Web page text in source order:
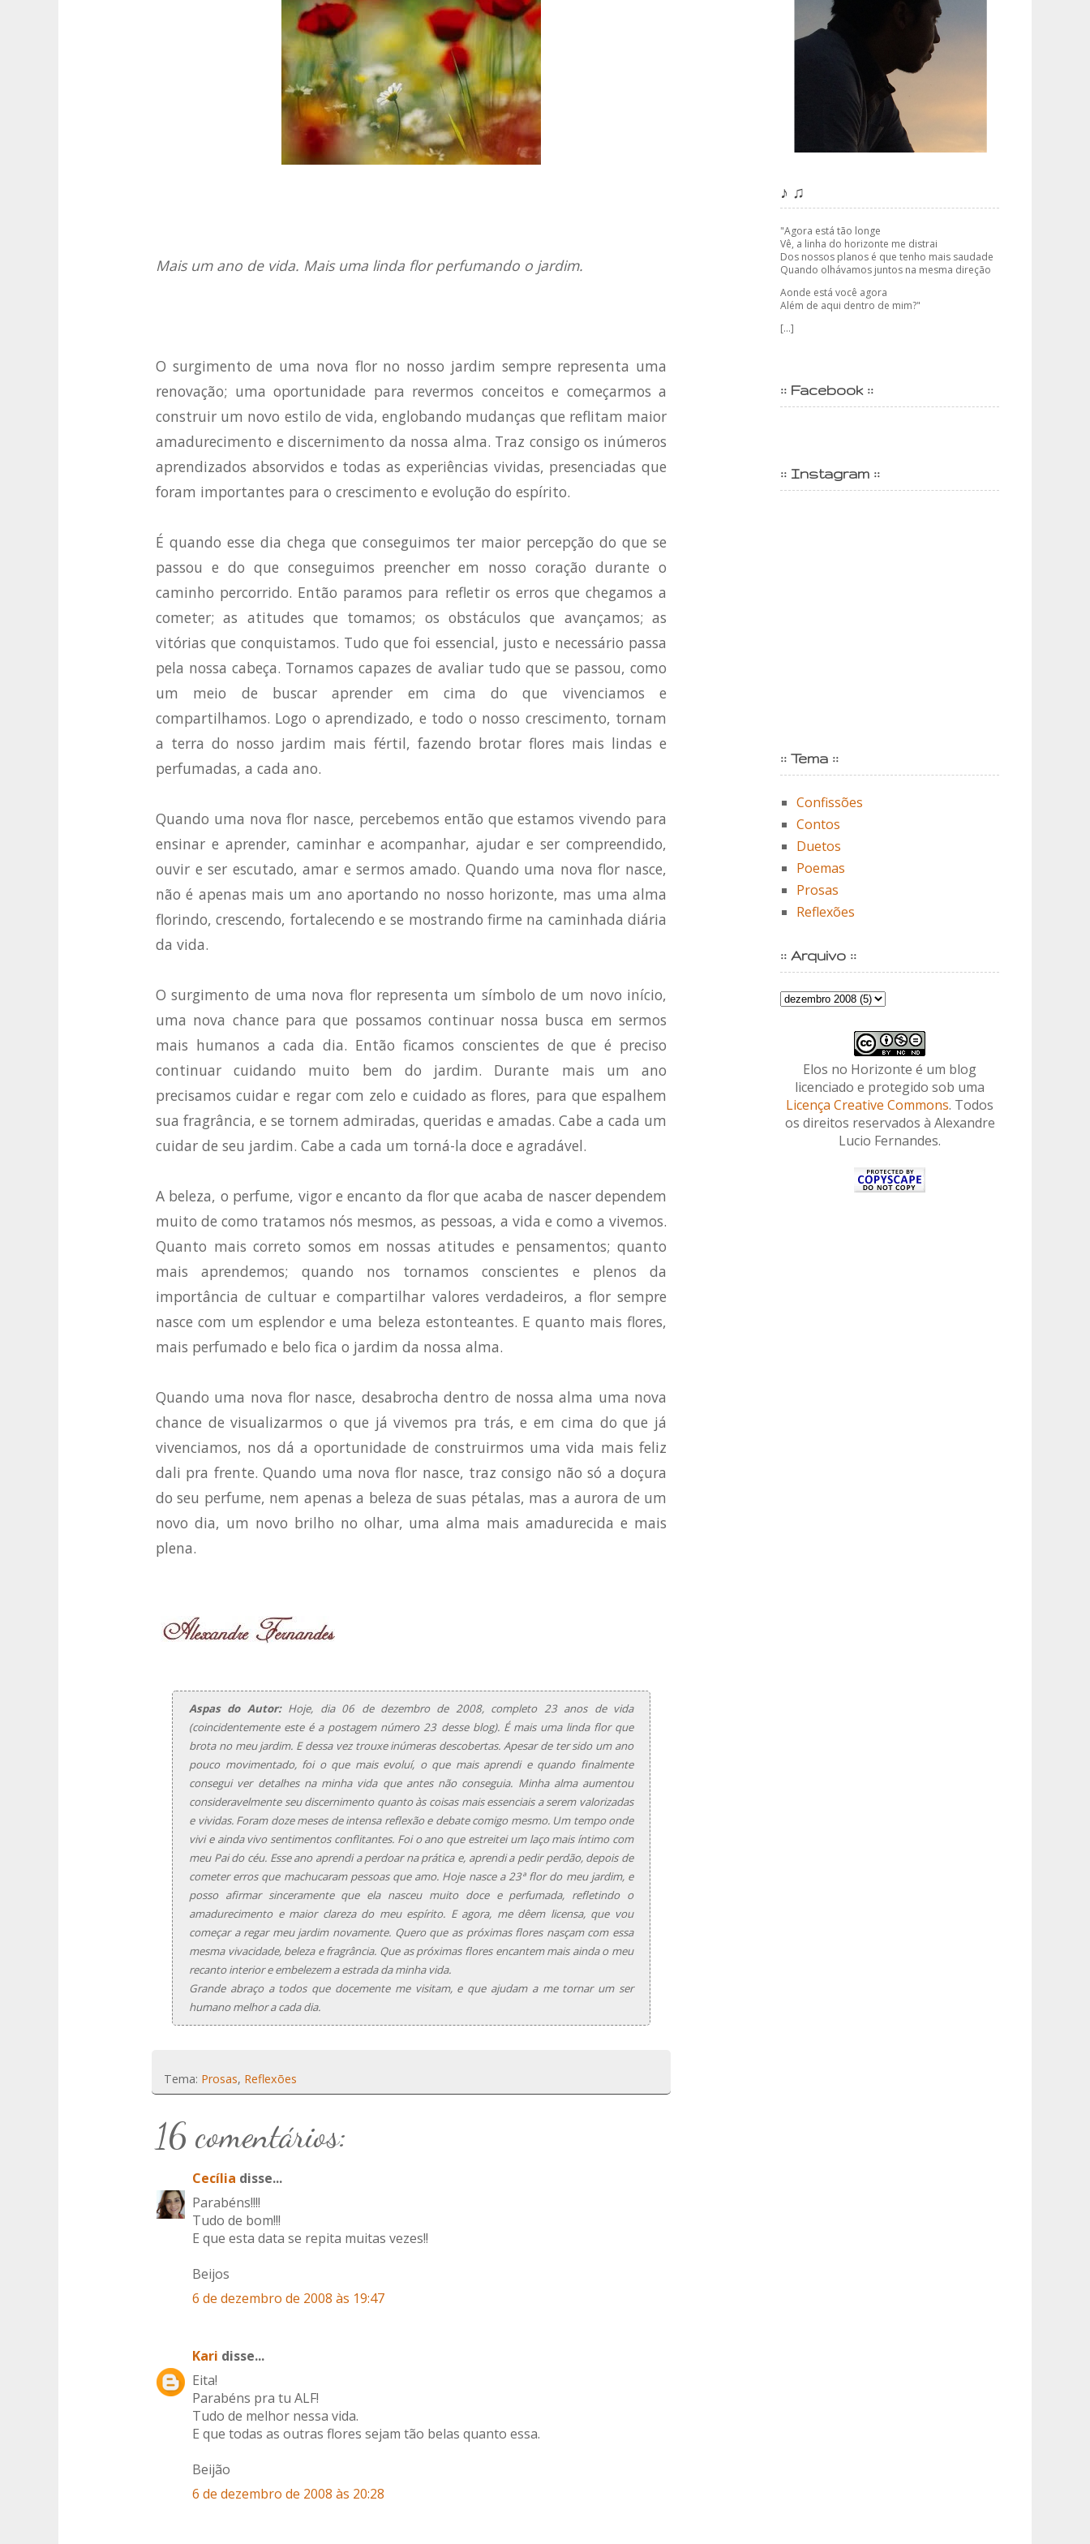
Mais um ano de vida. Mais uma linda flor perfumando o jardim.
O surgimento de uma nova flor no nosso jardim sempre representa uma
renovação; uma oportunidade para revermos conceitos e começarmos a
construir um novo estilo de vida, englobando mudanças que reflitam maior
amadurecimento e discernimento da nossa alma. Traz consigo os inúmeros
aprendizados absorvidos e todas as experiências vividas, presenciadas que
foram importantes para o crescimento e evolução do espírito.
É quando esse dia chega que conseguimos ter maior percepção do que se
passou e do que conseguimos preencher em nosso coração durante o
caminho percorrido. Então paramos para refletir os erros que chegamos a
cometer; as atitudes que tomamos; os obstáculos que avançamos; as
vitórias que conquistamos. Tudo que foi essencial, justo e necessário passa
pela nossa cabeça. Tornamos capazes de avaliar tudo que se passou, como
um meio de buscar aprender em cima do que vivenciamos e
compartilhamos. Logo o aprendizado, e todo o nosso crescimento, tornam
a terra do nosso jardim mais fértil, fazendo brotar flores mais lindas e
perfumadas, a cada ano.
Quando uma nova flor nasce, percebemos então que estamos vivendo para
ensinar e aprender, caminhar e acompanhar, ajudar e ser compreendido,
ouvir e ser escutado, amar e sermos amado. Quando uma nova flor nasce,
não é apenas mais um ano aportando no nosso horizonte, mas uma alma
florindo, crescendo, fortalecendo e se mostrando firme na caminhada diária
da vida.
O surgimento de uma nova flor representa um símbolo de um novo início,
uma nova chance para que possamos continuar nossa busca em sermos
mais humanos a cada dia. Então ficamos conscientes de que é preciso
continuar cuidando muito bem do jardim. Durante mais um ano
precisamos cuidar e regar com zelo e cuidado as flores, para que espalhem
sua fragrância, e se tornem admiradas, queridas e amadas. Cabe a cada um
cuidar de seu jardim. Cabe a cada um torná-la doce e agradável.
A beleza, o perfume, vigor e encanto da flor que acaba de nascer dependem
muito de como tratamos nós mesmos, as pessoas, a vida e como a vivemos.
Quanto mais correto somos em nossas atitudes e pensamentos; quanto
mais aprendemos; quando nos tornamos conscientes e plenos da
importância de cultuar e compartilhar valores verdadeiros, a flor sempre
nasce com um esplendor e uma beleza estonteantes. E quanto mais flores,
mais perfumado e belo fica o jardim da nossa alma.
Quando uma nova flor nasce, desabrocha dentro de nossa alma uma nova
chance de visualizarmos o que já vivemos pra trás, e em cima do que já
vivenciamos, nos dá a oportunidade de construirmos uma vida mais feliz
dali pra frente. Quando uma nova flor nasce, traz consigo não só a doçura
do seu perfume, nem apenas a beleza de suas pétalas, mas a aurora de um
novo dia, um novo brilho no olhar, uma alma mais amadurecida e mais
plena.
Aspas do Autor:Hoje, dia 06 de dezembro de 2008, completo 23 anos de vida
(coincidentemente este é a postagem número 23 desse blog). É mais uma linda flor que
brota no meu jardim. E dessa vez trouxe inúmeras descobertas. Apesar de ter sido um ano
pouco movimentado, foi o que mais evoluí, o que mais aprendi e quando finalmente
consegui ver detalhes na minha vida que antes não conseguia. Minha alma aumentou
consideravelmente seu discernimento quanto às coisas mais essenciais a serem valorizadas
e vividas. Foram doze meses de intensa reflexão e debate comigo mesmo. Um tempo onde
vivi e ainda vivo sentimentos conflitantes. Foi o ano que estreitei um laço mais íntimo com
meu Pai do céu. Esse ano aprendi a perdoar na prática e, aprendi a pedir perdão, depois de
cometer erros que machucaram pessoas que amo. Hoje nasce a 23ª flor do meu jardim, e
posso afirmar sinceramente que ela nasceu muito doce e perfumada, refletindo o
amadurecimento e maior clareza do meu espírito. E agora, me dêem licensa, que vou
começar a regar meu jardim novamente. Quero que as próximas flores nasçam com essa
mesma vivacidade, beleza e fragrância. Que as próximas flores encantem mais ainda o meu
recanto interior e embelezem a estrada da minha vida.
Grande abraço a todos que docemente me visitam, e que ajudam a me tornar um ser
humano melhor a cada dia.
Tema: Prosas, Reflexões
16 comentários:
Cecília disse...
Parabéns!!!!
Tudo de bom!!!
E que esta data se repita muitas vezes!!
Beijos
6 de dezembro de 2008 às 19:47
Kari disse...
Eita!
Parabéns pra tu ALF!
Tudo de melhor nessa vida.
E que todas as outras flores sejam tão belas quanto essa.
Beijão
6 de dezembro de 2008 às 20:28
♪ ♫
"Agora está tão longe
Vê, a linha do horizonte me distrai
Dos nossos planos é que tenho mais saudade
Quando olhávamos juntos na mesma direção
Aonde está você agora
Além de aqui dentro de mim?"
[...]
:: Facebook ::
:: Instagram ::
:: Tema ::
Confissões
Contos
Duetos
Poemas
Prosas
Reflexões
:: Arquivo ::
Elos no Horizonte é um blog
licenciado e protegido sob uma
Licença Creative Commons. Todos
os direitos reservados à Alexandre
Lucio Fernandes.